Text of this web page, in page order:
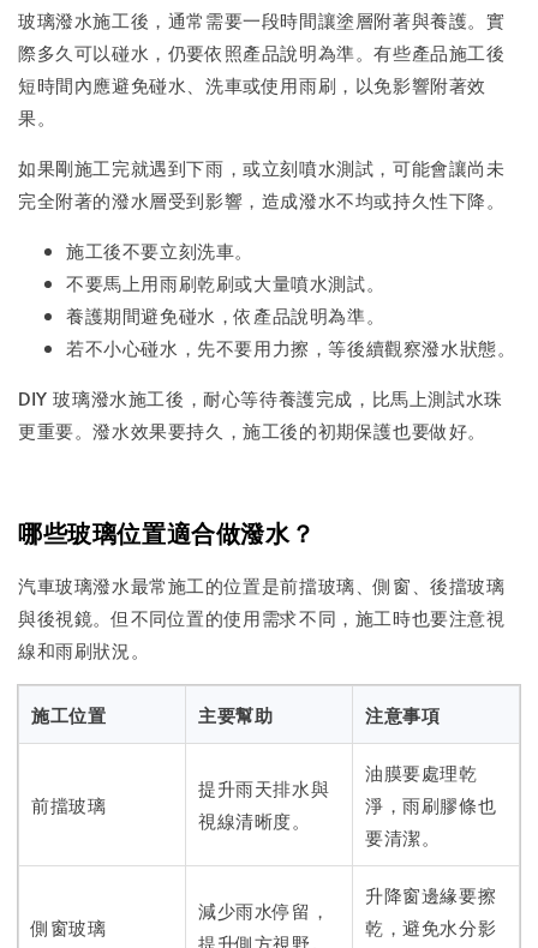
玻璃潑水施工後，通常需要一段時間讓塗層附著與養護。實
際多久可以碰水，仍要依照產品說明為準。有些產品施工後
短時間內應避免碰水、洗車或使用雨刷，以免影響附著效
果。
如果剛施工完就遇到下雨，或立刻噴水測試，可能會讓尚未
完全附著的潑水層受到影響，造成潑水不均或持久性下降。
施工後不要立刻洗車。
不要馬上用雨刷乾刷或大量噴水測試。
養護期間避免碰水，依產品說明為準。
若不小心碰水，先不要用力擦，等後續觀察潑水狀態。
DIY 玻璃潑水施工後，耐心等待養護完成，比馬上測試水珠
更重要。潑水效果要持久，施工後的初期保護也要做好。
哪些玻璃位置適合做潑水？
汽車玻璃潑水最常施工的位置是前擋玻璃、側窗、後擋玻璃
與後視鏡。但不同位置的使用需求不同，施工時也要注意視
線和雨刷狀況。
施工位置 主要幫助 注意事項
前擋玻璃
提升雨天排水與
視線清晰度。
油膜要處理乾
淨，雨刷膠條也
要清潔。
側窗玻璃
減少雨水停留，
提升側方視野。
升降窗邊緣要擦
乾，避免水分影